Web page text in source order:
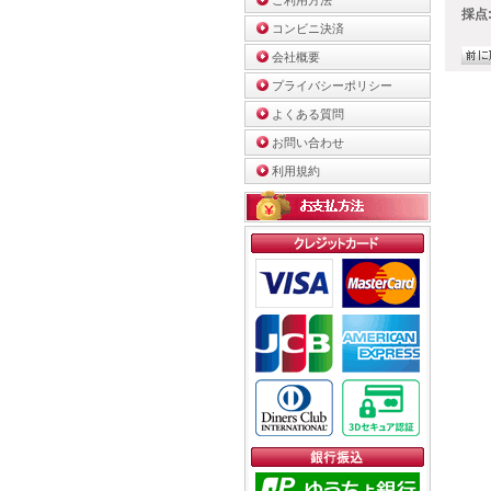
コンビニ決済
会社概要
プライバシーポリシー
よくある質問
お問い合わせ
利用規約
採点: